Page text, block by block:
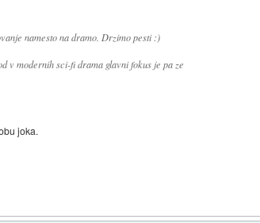
namesto na dramo. Drzimo pesti :)
v modernih sci-fi drama glavni fokus je pa ze
joka.